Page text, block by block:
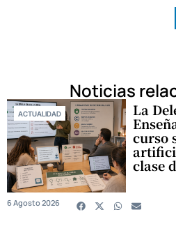
Noticias
ACTUALIDAD La
curso
clase
6 Agosto 2026